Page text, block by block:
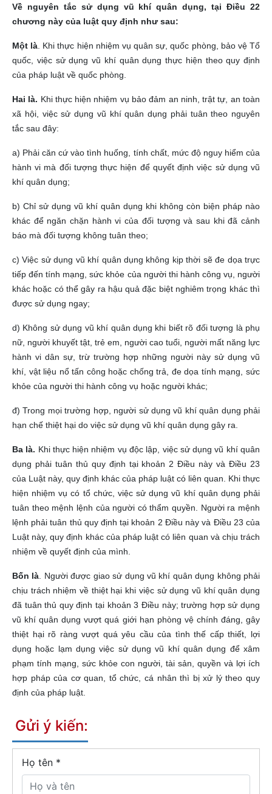
Về nguyên tắc sử dụng vũ khí quân dụng, tại Điều 22
chương này của luật quy định như sau:
Một là . Khi thực hiện nhiệm vụ quân sự, quốc phòng, bảo vệ Tổ
quốc, việc sử dụng vũ khí quân dụng thực hiện theo quy định
của pháp luật về quốc phòng.
Hai là. Khi thực hiện nhiệm vụ bảo đảm an ninh, trật tự, an toàn
xã hội, việc sử dụng vũ khí quân dụng phải tuân theo nguyên
tắc sau đây:
a) Phải căn cứ vào tình huống, tính chất, mức độ nguy hiểm của
hành vi mà đối tượng thực hiện để quyết định việc sử dụng vũ
khí quân dụng;
b) Chỉ sử dụng vũ khí quân dụng khi không còn biện pháp nào
khác để ngăn chặn hành vi của đối tượng và sau khi đã cảnh
báo mà đối tượng không tuân theo;
c) Việc sử dụng vũ khí quân dụng không kịp thời sẽ đe dọa trực
tiếp đến tính mạng, sức khỏe của người thi hành công vụ, người
khác hoặc có thể gây ra hậu quả đặc biệt nghiêm trọng khác thì
được sử dụng ngay;
d) Không sử dụng vũ khí quân dụng khi biết rõ đối tượng là phụ
nữ, người khuyết tật, trẻ em, người cao tuổi, người mất năng lực
hành vi dân sự, trừ trường hợp những người này sử dụng vũ
khí, vật liệu nổ tấn công hoặc chống trả, đe dọa tính mạng, sức
khỏe của người thi hành công vụ hoặc người khác;
đ) Trong mọi trường hợp, người sử dụng vũ khí quân dụng phải
hạn chế thiệt hại do việc sử dụng vũ khí quân dụng gây ra.
Ba là. Khi thực hiện nhiệm vụ độc lập, việc sử dụng vũ khí quân
dụng phải tuân thủ quy định tại khoản 2 Điều này và Điều 23
của Luật này, quy định khác của pháp luật có liên quan. Khi thực
hiện nhiệm vụ có tổ chức, việc sử dụng vũ khí quân dụng phải
tuân theo mệnh lệnh của người có thẩm quyền. Người ra mệnh
lệnh phải tuân thủ quy định tại khoản 2 Điều này và Điều 23 của
Luật này, quy định khác của pháp luật có liên quan và chịu trách
nhiệm về quyết định của mình.
Bốn là . Người được giao sử dụng vũ khí quân dụng không phải
chịu trách nhiệm về thiệt hại khi việc sử dụng vũ khí quân dụng
đã tuân thủ quy định tại khoản 3 Điều này; trường hợp sử dụng
vũ khí quân dụng vượt quá giới hạn phòng vệ chính đáng, gây
thiệt hại rõ ràng vượt quá yêu cầu của tình thế cấp thiết, lợi
dụng hoặc lạm dụng việc sử dụng vũ khí quân dụng để xâm
phạm tính mạng, sức khỏe con người, tài sản, quyền và lợi ích
hợp pháp của cơ quan, tổ chức, cá nhân thì bị xử lý theo quy
định của pháp luật.
Gửi ý kiến:
Họ tên *